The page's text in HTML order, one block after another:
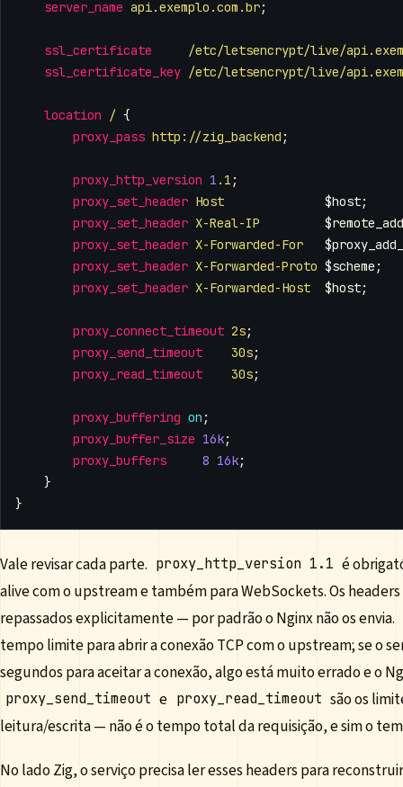
server_name api.exemplo.com.br;
ssl_certificate
/etc/letsencrypt/live/
ssl_certificate_key /etc/letsencrypt/live/
location / {
proxy_pass http://zig_backend ;
proxy_http_version 1 .1 ;
proxy_set_header Host $host;
proxy_set_header X-Real-IP
proxy_set_header X-Forwarded-For
proxy_set_header X-Forwarded-Proto $scheme ;
proxy_set_header X-Forwarded-Host $host;
proxy_connect_timeout 2s;
proxy_send_timeout
30s;
proxy_read_timeout
30s;
proxy_buffering on ;
proxy_buffer_size 16k;
proxy_buffers
8 16k;
}
}
Vale revisar cada parte. proxy_http_version 1.1 é
alive com o upstream e também para WebSockets. Os headers
repassados explicitamente — por padrão o Nginx não os envia.
tempo limite para abrir a conexão TCP com o upstream; se o
segundos para aceitar a conexão, algo está muito errado e o
proxy_send_timeout e proxy_read_timeout são os
leitura/escrita — não é o tempo total da requisição, e sim o
No lado Zig, o serviço precisa ler esses headers para